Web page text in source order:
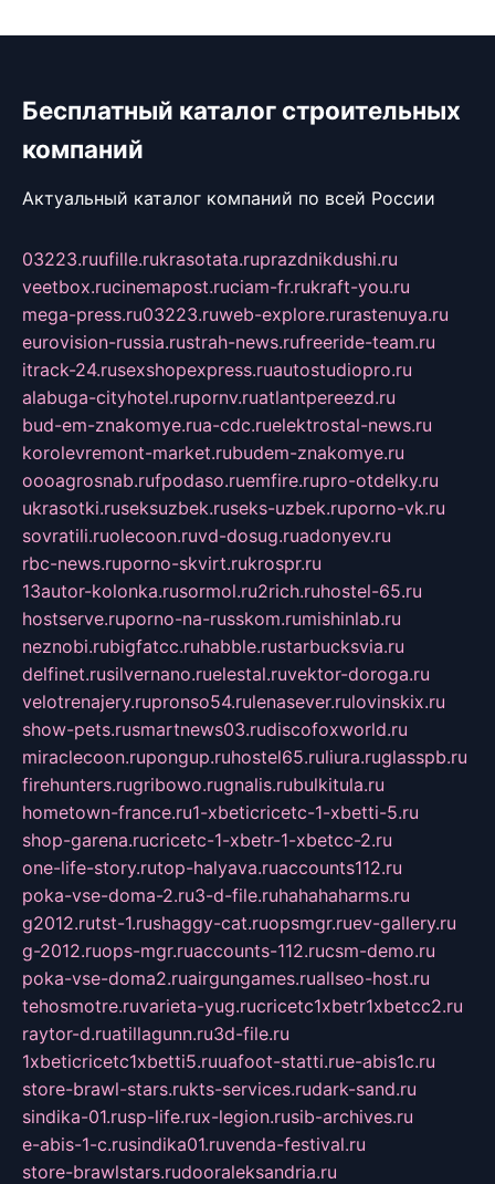
Бесплатный каталог строительных
компаний
Актуальный каталог компаний по всей России
03223.ruufille.rukrasotata.ruprazdnikdushi.ru
veetbox.rucinemapost.ruciam-fr.rukraft-you.ru
mega-press.ru03223.ruweb-explore.rurastenuya.ru
eurovision-russia.rustrah-news.rufreeride-team.ru
itrack-24.rusexshopexpress.ruautostudiopro.ru
alabuga-cityhotel.rupornv.ruatlantpereezd.ru
bud-em-znakomye.rua-cdc.ruelektrostal-news.ru
korolevremont-market.rubudem-znakomye.ru
oooagrosnab.rufpodaso.ruemfire.rupro-otdelky.ru
ukrasotki.ruseksuzbek.ruseks-uzbek.ruporno-vk.ru
sovratili.ruolecoon.ruvd-dosug.ruadonyev.ru
rbc-news.ruporno-skvirt.rukrospr.ru
13autor-kolonka.rusormol.ru2rich.ruhostel-65.ru
hostserve.ruporno-na-russkom.rumishinlab.ru
neznobi.rubigfatcc.ruhabble.rustarbucksvia.ru
delfinet.rusilvernano.ruelestal.ruvektor-doroga.ru
velotrenajery.rupronso54.rulenasever.rulovinskix.ru
show-pets.rusmartnews03.rudiscofoxworld.ru
miraclecoon.rupongup.ruhostel65.ruliura.ruglasspb.ru
firehunters.rugribowo.rugnalis.rubulkitula.ru
hometown-france.ru1-xbeticricetc-1-xbetti-5.ru
shop-garena.rucricetc-1-xbetr-1-xbetcc-2.ru
one-life-story.rutop-halyava.ruaccounts112.ru
poka-vse-doma-2.ru3-d-file.ruhahahaharms.ru
g2012.rutst-1.rushaggy-cat.ruopsmgr.ruev-gallery.ru
g-2012.ruops-mgr.ruaccounts-112.rucsm-demo.ru
poka-vse-doma2.ruairgungames.ruallseo-host.ru
tehosmotre.ruvarieta-yug.rucricetc1xbetr1xbetcc2.ru
raytor-d.ruatillagunn.ru3d-file.ru
1xbeticricetc1xbetti5.ruuafoot-statti.rue-abis1c.ru
store-brawl-stars.rukts-services.rudark-sand.ru
sindika-01.rusp-life.rux-legion.rusib-archives.ru
e-abis-1-c.rusindika01.ruvenda-festival.ru
store-brawlstars.rudooraleksandria.ru